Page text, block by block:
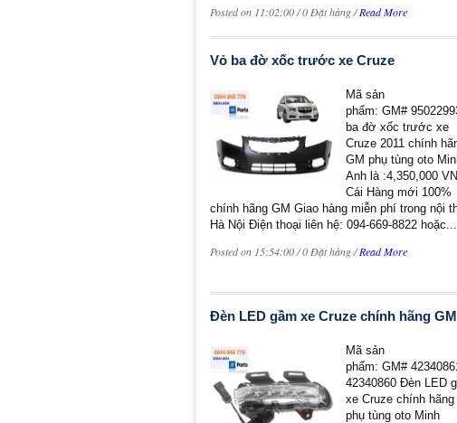
Posted on 11:02:00 / 0 Đặt hàng /Read More
Vỏ ba đờ xốc trước xe Cruze
Mã sản
phẩm: GM#
ba đờ xốc trước xe
Cruze 2011 chính
GM phụ tùng oto
Anh là :4,350,000
Cái Hàng mới 100%
chính hãng GM Giao hàng miễn phí trong nội
Hà Nội Điện thoại liên hệ: 094-669-8822 hoặc...
Posted on 15:54:00 / 0 Đặt hàng /Read More
Đèn LED gầm xe Cruze chính hãng GM
Mã sản
phẩm: GM#
42340860 Đèn LED
xe Cruze chính hãng
phụ tùng oto Minh